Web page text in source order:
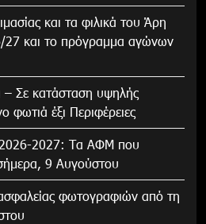
και τα φιλικά του Άρη
27 και το πρόγραμμα αγώνων
Σε κατάσταση υψηλής
φωτιά έξι Περιφέρειες
2026-2027: Τα ΑΦΜ που
9 Αυγούστου
φωτογραφιών από τη